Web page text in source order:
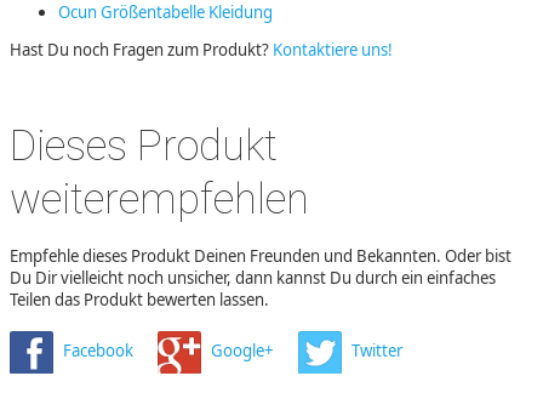
Ocun Größentabelle Kleidung
Hast Du noch Fragen zum Produkt? Kontaktiere uns!
Dieses Produkt
weiterempfehlen
Empfehle dieses Produkt Deinen Freunden und Bekannten. Oder bist
Du Dir vielleicht noch unsicher, dann kannst Du durch ein einfaches
Teilen das Produkt bewerten lassen.
Facebook Google+ Twitter